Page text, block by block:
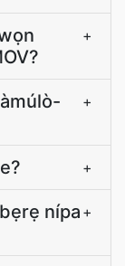
+
+
+
nípa +